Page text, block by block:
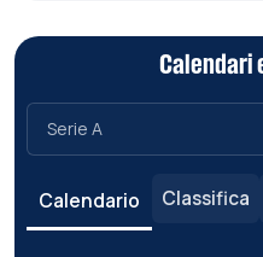
Calendari
Calendario Classifica